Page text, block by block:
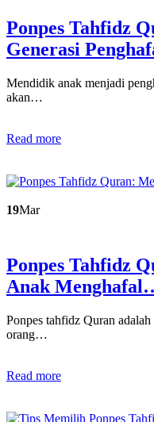
Ponpes Tahfidz
Generasi
Mendidik anak menjadi
akan…
Read more
19Mar
Ponpes Tahfidz
Anak
Ponpes tahfidz Quran
orang…
Read more